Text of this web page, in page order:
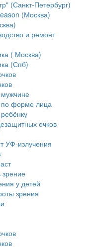
(Санкт-Петербург)
(Москва)
и ремонт
( Москва)
(Спб)
мужчине
по форме лица
очков
УФ-излучения
зрение
у детей
зрения